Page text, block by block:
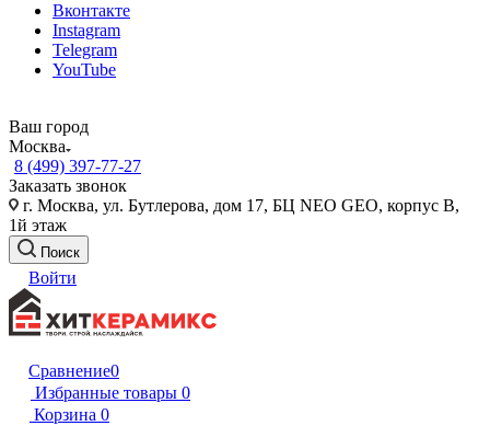
Вконтакте
Instagram
Telegram
YouTube
Ваш город
Москва
8 (499) 397-77-27
Заказать звонок
г. Москва, ул. Бутлерова, дом 17, БЦ NEO GEO, корпус В,
1й этаж
Поиск
Войти
Сравнение0
Избранные товары 0
Корзина 0